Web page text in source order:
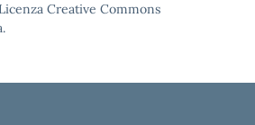
Creative Commons